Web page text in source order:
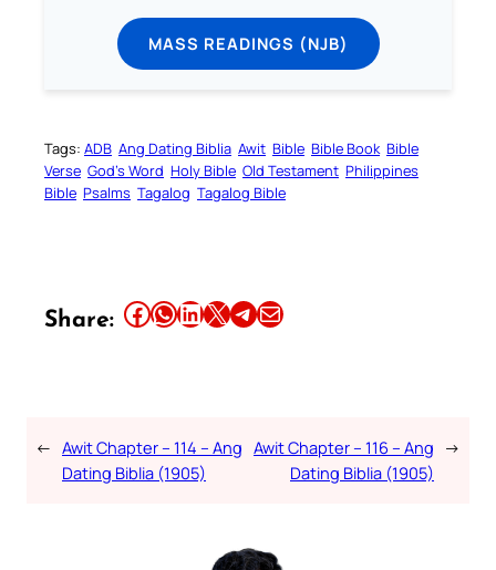
MASS READINGS (NJB)
Tags: ADB Ang Dating Biblia Awit Bible Bible Book Bible
Verse God’s Word Holy Bible Old Testament Philippines
Bible Psalms Tagalog Tagalog Bible
Share: Share this article on Facebook Share this article on WhatsApp Share this article on LinkedIn Share this article on X Share this article on TelegramEmail this Article
← Awit Chapter – 114 – Ang
Dating Biblia (1905)
Awit Chapter – 116 – Ang
Dating Biblia (1905)
→